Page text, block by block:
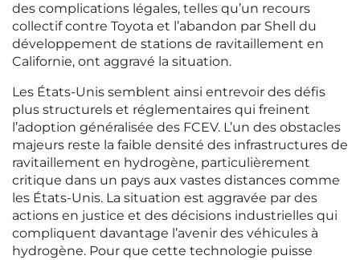
des complications légales, telles qu’un recours
collectif contre Toyota et l’abandon par Shell du
développement de stations de ravitaillement en
Californie, ont aggravé la situation.
Les États-Unis semblent ainsi entrevoir des défis
plus structurels et réglementaires qui freinent
l’adoption généralisée des FCEV. L’un des obstacles
majeurs reste la faible densité des infrastructures de
ravitaillement en hydrogène, particulièrement
critique dans un pays aux vastes distances comme
les États-Unis. La situation est aggravée par des
actions en justice et des décisions industrielles qui
compliquent davantage l’avenir des véhicules à
hydrogène. Pour que cette technologie puisse